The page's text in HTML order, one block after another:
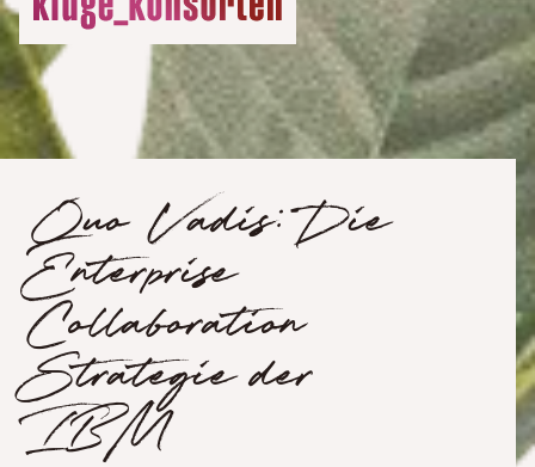
Quo Vadis: Die
Enterprise
Collaboration
Strategie der
IBM